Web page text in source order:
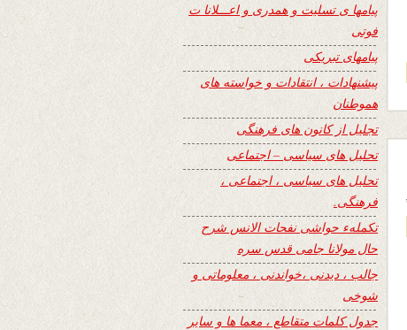
پیامها ی تسلیت و همدری و اعـــلانا ت
فوتی
پیامهای تبریکی
پیشنهادات ، انتقادات و خواسته های
هموطنان
تجلیل از کانون های فرهنگی
تحلیل های سیاسی – اجتماعی
تحلیل های سیاسی ، اجتماعی ،
فرهنگی.
تکملهء حواشی نفحات الانس شرح
حال مولانا جامی قدس سره
جالب ، دیدنی ،خواندنی ، معلوماتی و
شوخی
جدول کلمات متقاطع ، معما ها و سایر